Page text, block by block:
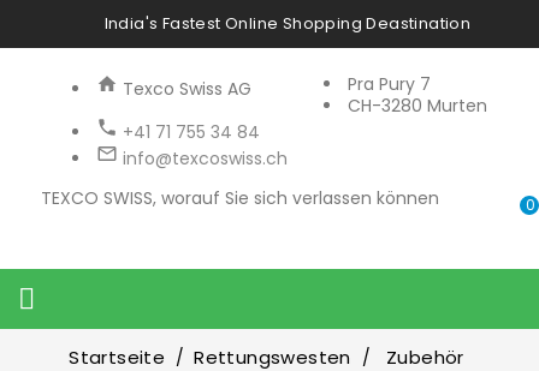
India's Fastest Online Shopping Deastination
Texco Swiss AG
Pra Pury 7
CH-3280 Murten
+41 71 755 34 84
info@texcoswiss.ch
0
TEXCO SWISS, worauf Sie sich verlassen können

Startseite Rettungswesten Zubehör